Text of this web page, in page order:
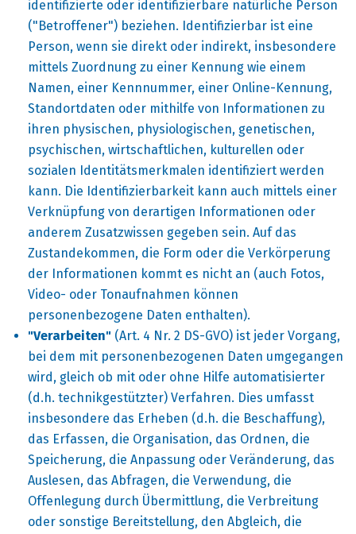
identifizierte oder identifizierbare natürliche Person
("Betroffener") beziehen. Identifizierbar ist eine
Person, wenn sie direkt oder indirekt, insbesondere
mittels Zuordnung zu einer Kennung wie einem
Namen, einer Kennnummer, einer Online-Kennung,
Standortdaten oder mithilfe von Informationen zu
ihren physischen, physiologischen, genetischen,
psychischen, wirtschaftlichen, kulturellen oder
sozialen Identitätsmerkmalen identifiziert werden
kann. Die Identifizierbarkeit kann auch mittels einer
Verknüpfung von derartigen Informationen oder
anderem Zusatzwissen gegeben sein. Auf das
Zustandekommen, die Form oder die Verkörperung
der Informationen kommt es nicht an (auch Fotos,
Video- oder Tonaufnahmen können
personenbezogene Daten enthalten).
"Verarbeiten" (Art. 4 Nr. 2 DS-GVO) ist jeder Vorgang,
bei dem mit personenbezogenen Daten umgegangen
wird, gleich ob mit oder ohne Hilfe automatisierter
(d.h. technikgestützter) Verfahren. Dies umfasst
insbesondere das Erheben (d.h. die Beschaffung),
das Erfassen, die Organisation, das Ordnen, die
Speicherung, die Anpassung oder Veränderung, das
Auslesen, das Abfragen, die Verwendung, die
Offenlegung durch Übermittlung, die Verbreitung
oder sonstige Bereitstellung, den Abgleich, die